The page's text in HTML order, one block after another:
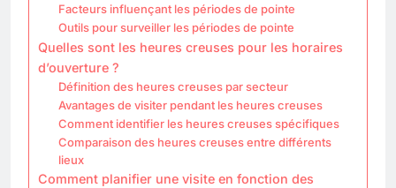
Facteurs influençant les périodes de pointe
Outils pour surveiller les périodes de pointe
Quelles sont les heures creuses pour les horaires
d’ouverture ?
Définition des heures creuses par secteur
Avantages de visiter pendant les heures creuses
Comment identifier les heures creuses spécifiques
Comparaison des heures creuses entre différents
lieux
Comment planifier une visite en fonction des